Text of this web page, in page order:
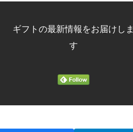
ギフトの最新情報をお届けしま
す